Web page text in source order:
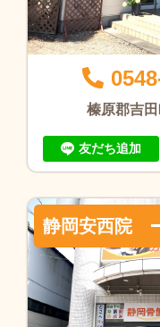
榛原郡吉
友だち追加
静岡安西院